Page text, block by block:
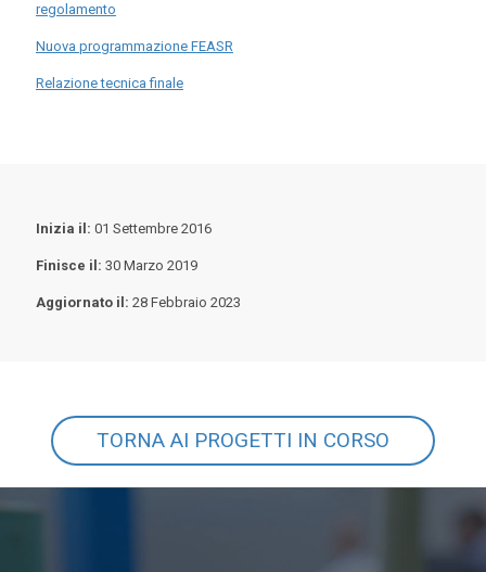
regolamento
Nuova programmazione FEASR
Relazione tecnica finale
Inizia il: 01 Settembre 2016
Finisce il: 30 Marzo 2019
Aggiornato il: 28 Febbraio 2023
TORNA AI PROGETTI IN CORSO